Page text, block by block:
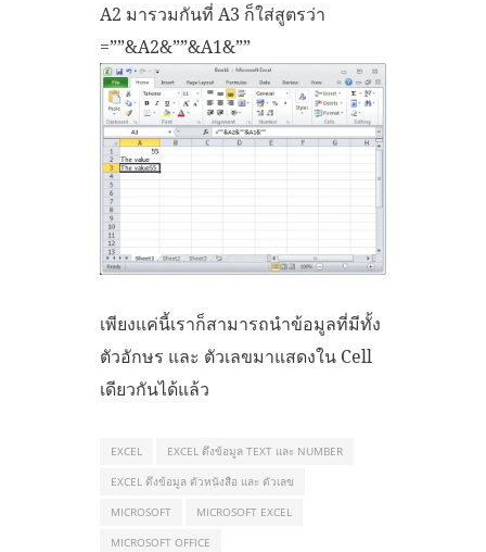
A2 มารวมกันที่ A3 ก็ใส่สูตรว่า
=””&A2&””&A1&””
เพียงแค่นี้เราก็สามารถนำข้อมูลที่มีทั้ง
ตัวอักษร และ ตัวเลขมาแสดงใน Cell
เดียวกันได้แล้ว
EXCEL
EXCEL ดึงข้อมูล TEXT และ NUMBER
EXCEL ดึงข้อมูล ตัวหนังสือ และ ตัวเลข
MICROSOFT
MICROSOFT EXCEL
MICROSOFT OFFICE